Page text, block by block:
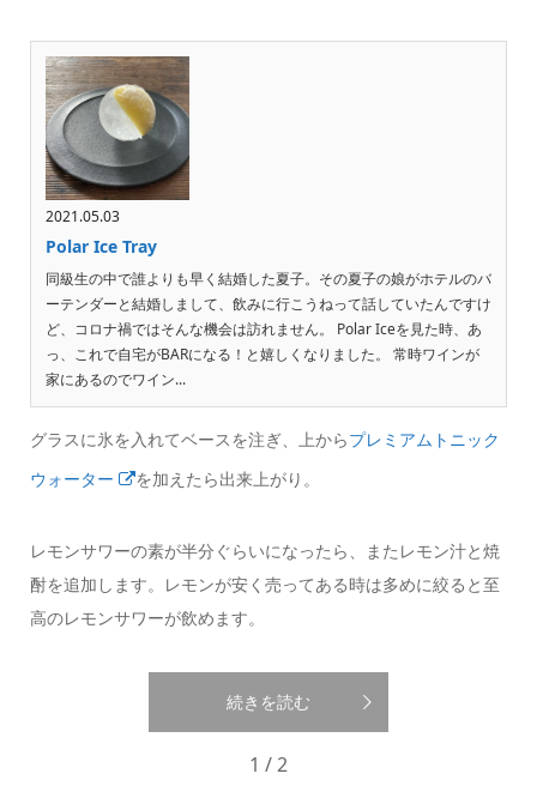
2021.05.03
Polar Ice Tray
同級生の中で誰よりも早く結婚した夏子。その夏子の娘がホテルのバ
ーテンダーと結婚しまして、飲みに行こうねって話していたんですけ
ど、コロナ禍ではそんな機会は訪れません。 Polar Iceを見た時、あ
っ、これで自宅がBARになる！と嬉しくなりました。 常時ワインが
家にあるのでワイン...
グラスに氷を入れてベースを注ぎ、上からプレミアムトニック
ウォーター
を加えたら出来上がり。
レモンサワーの素が半分ぐらいになったら、またレモン汁と焼
酎を追加します。レモンが安く売ってある時は多めに絞ると至
高のレモンサワーが飲めます。
続きを読む
1 / 2